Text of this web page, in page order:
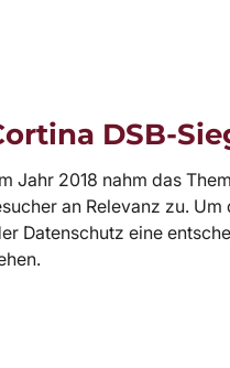
DSB-
Jahr 2018 nahm das
an Relevanz zu.
Datenschutz eine